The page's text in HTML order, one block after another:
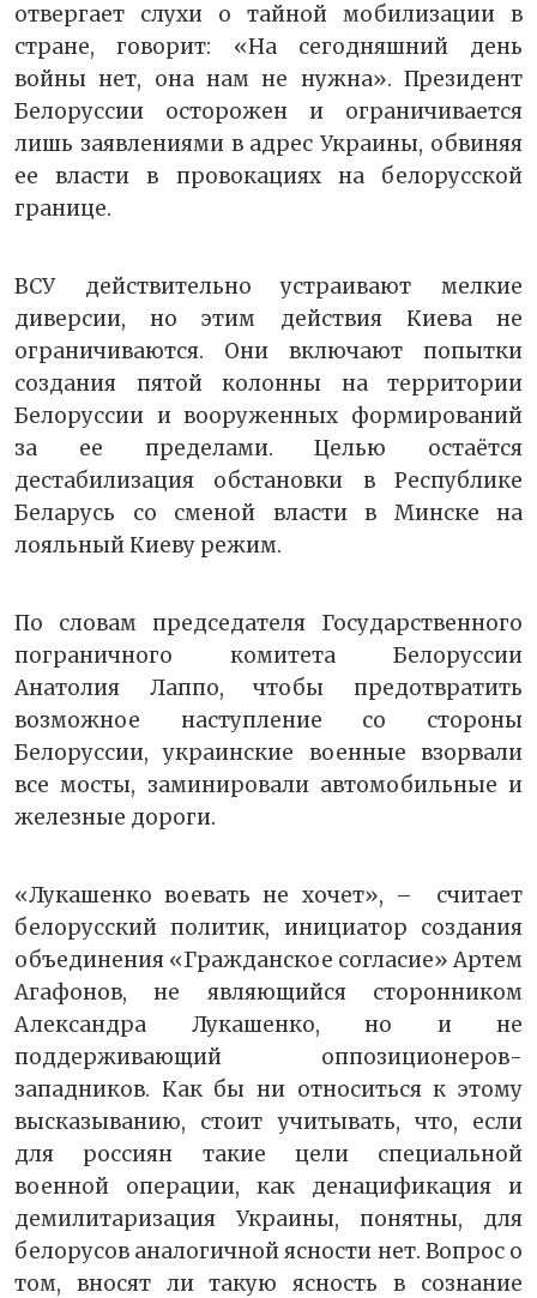
отвергает слухи о тайной мобилизации в
стране, говорит: «На сегодняшний день
войны нет, она нам не нужна». Президент
Белоруссии осторожен и ограничивается
лишь заявлениями в адрес Украины, обвиняя
ее власти в провокациях на белорусской
границе.
ВСУ действительно устраивают мелкие
диверсии, но этим действия Киева не
ограничиваются. Они включают попытки
создания пятой колонны на территории
Белоруссии и вооруженных формирований
за ее пределами. Целью остаётся
дестабилизация обстановки в Республике
Беларусь со сменой власти в Минске на
лояльный Киеву режим.
По словам председателя Государственного
пограничного комитета Белоруссии
Анатолия Лаппо, чтобы предотвратить
возможное наступление со стороны
Белоруссии, украинские военные взорвали
все мосты, заминировали автомобильные и
железные дороги.
«Лукашенко воевать не хочет», – считает
белорусский политик, инициатор создания
объединения «Гражданское согласие» Артем
Агафонов, не являющийся сторонником
Александра Лукашенко, но и не
поддерживающий оппозиционеров-
западников. Как бы ни относиться к этому
высказыванию, стоит учитывать, что, если
для россиян такие цели специальной
военной операции, как денацификация и
демилитаризация Украины, понятны, для
белорусов аналогичной ясности нет. Вопрос о
том, вносят ли такую ясность в сознание